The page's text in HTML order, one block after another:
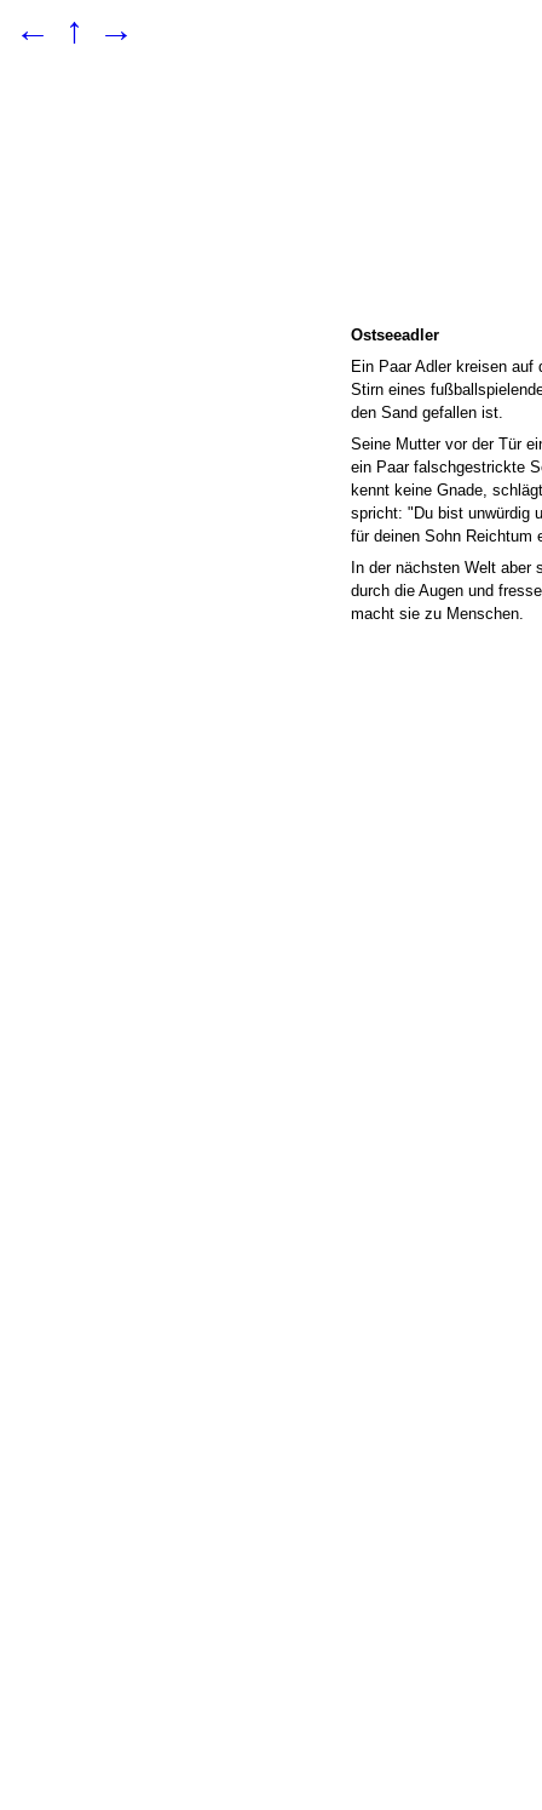
← ↑ →
Ostseeadler
Ein Paar Adler kreisen
Stirn eines
den Sand gefallen ist.
Seine Mutter vor der Tür
ein Paar falschgestrickte
kennt keine Gnade,
spricht: "Du bist unwürdig
für deinen Sohn Reichtum
In der nächsten Welt aber
durch die Augen und
macht sie zu Menschen.